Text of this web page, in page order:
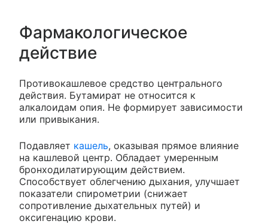
Фармакологическое
действие
Противокашлевое средство центрального
действия. Бутамират не относится к
алкалоидам опия. Не формирует зависимости
или привыкания.
Подавляет кашель, оказывая прямое влияние
на кашлевой центр. Обладает умеренным
бронходилатирующим действием.
Способствует облегчению дыхания, улучшает
показатели спирометрии (снижает
сопротивление дыхательных путей) и
оксигенацию крови.